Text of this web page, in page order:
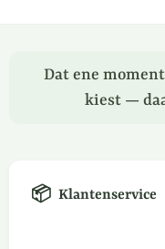
Dat ene
kiest —
📦 Klantenservice